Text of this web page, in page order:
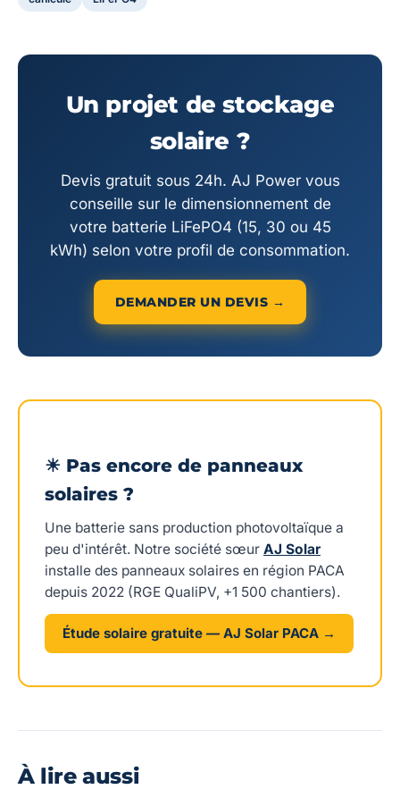
Un projet de stockage
solaire ?
Devis gratuit sous 24h. AJ Power vous
conseille sur le dimensionnement de
votre batterie LiFePO4 (15, 30 ou 45
kWh) selon votre profil de consommation.
DEMANDER UN DEVIS →
☀ Pas encore de panneaux
solaires ?
Une batterie sans production photovoltaïque a
peu d'intérêt. Notre société sœur AJ Solar
installe des panneaux solaires en région PACA
depuis 2022 (RGE QualiPV, +1 500 chantiers).
Étude solaire gratuite — AJ Solar PACA →
À lire aussi